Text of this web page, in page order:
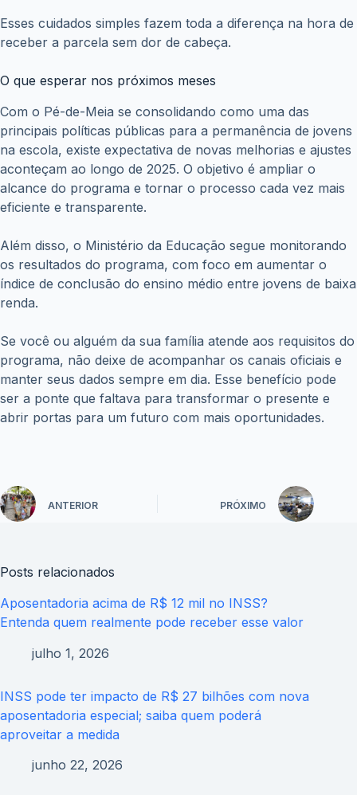
Esses cuidados simples fazem toda a diferença na hora de
receber a parcela sem dor de cabeça.
O que esperar nos próximos meses
Com o Pé-de-Meia se consolidando como uma das
principais políticas públicas para a permanência de jovens
na escola, existe expectativa de novas melhorias e ajustes
aconteçam ao longo de 2025. O objetivo é ampliar o
alcance do programa e tornar o processo cada vez mais
eficiente e transparente.
Além disso, o Ministério da Educação segue monitorando
os resultados do programa, com foco em aumentar o
índice de conclusão do ensino médio entre jovens de baixa
renda.
Se você ou alguém da sua família atende aos requisitos do
programa, não deixe de acompanhar os canais oficiais e
manter seus dados sempre em dia. Esse benefício pode
ser a ponte que faltava para transformar o presente e
abrir portas para um futuro com mais oportunidades.
ANTERIOR PRÓXIMO
Posts relacionados
Aposentadoria acima de R$ 12 mil no INSS?
Entenda quem realmente pode receber esse valor
julho 1, 2026
INSS pode ter impacto de R$ 27 bilhões com nova
aposentadoria especial; saiba quem poderá
aproveitar a medida
junho 22, 2026